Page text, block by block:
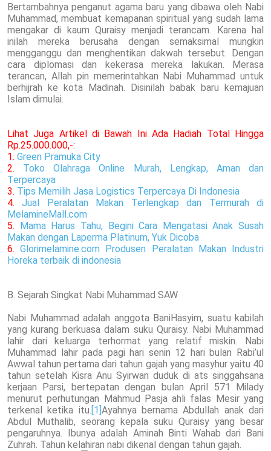
Bertambahnya penganut agama baru yang dibawa oleh Nabi
Muhammad, membuat kemapanan spiritual yang sudah lama
mengakar di kaum Quraisy menjadi terancam. Karena hal
inilah mereka berusaha dengan semaksimal mungkin
mengganggu dan menghentikan dakwah tersebut. Dengan
cara diplomasi dan kekerasa mereka lakukan. Merasa
terancan, Allah pin memerintahkan Nabi Muhammad untuk
berhijrah ke kota Madinah. Disinilah babak baru kemajuan
Islam dimulai.
Lihat Juga Artikel di Bawah Ini Ada Hadiah Total Hingga
Rp.25.000.000,-:
1. Green Pramuka City
2. Toko Olahraga Online Murah, Lengkap, Aman dan
Terpercaya
3. Tips Memilih Jasa Logistics Terpercaya Di Indonesia
4.Jual Peralatan Makan Terlengkap dan Termurah di
MelamineMall.com
5. Mama Harus Tahu, Begini Cara Mengatasi Anak Susah
Makan dengan Laperma Platinum, Yuk Dicoba
6.Glorimelamine.com Produsen Peralatan Makan Industri
Horeka terbaik di indonesia
B. Sejarah Singkat Nabi Muhammad SAW
Nabi Muhammad adalah anggota BaniHasyim, suatu kabilah
yang kurang berkuasa dalam suku Quraisy. Nabi Muhammad
lahir dari keluarga terhormat yang relatif miskin. Nabi
Muhammad lahir pada pagi hari senin 12 hari bulan Rabi’ul
Awwal tahun pertama dari tahun gajah yang masyhur yaitu 40
tahun setelah Kisra Anu Syirwan duduk di ats singgahsana
kerjaan Parsi, bertepatan dengan bulan April 571 Milady
menurut perhutungan Mahmud Pasja ahli falas Mesir yang
terkenal ketika itu. [1]Ayahnya bernama Abdullah anak dari
Abdul Muthalib, seorang kepala suku Quraisy yang besar
pengaruhnya. Ibunya adalah Aminah Binti Wahab dari Bani
Zuhrah. Tahun kelahiran nabi dikenal dengan tahun gajah.